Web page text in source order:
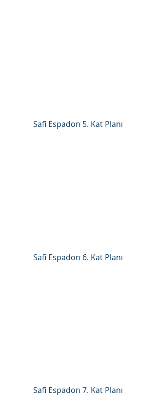
Safi Espadon 5. Kat Planı
Safi Espadon 6. Kat Planı
Safi Espadon 7. Kat Planı